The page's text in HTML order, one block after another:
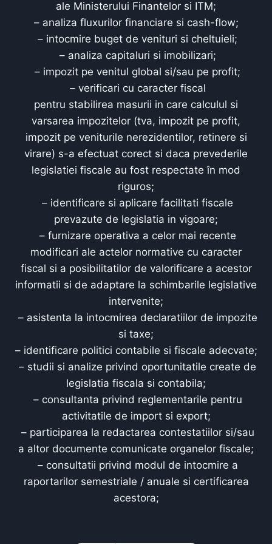
ale Ministerului Finantelor si ITM;
– analiza fluxurilor financiare si cash-flow;
– intocmire buget de venituri si cheltuieli;
– analiza capitaluri si imobilizari;
– impozit pe venitul global si/sau pe profit;
– verificari cu caracter fiscal
pentru stabilirea masurii in care calculul si
varsarea impozitelor (tva, impozit pe profit,
impozit pe veniturile nerezidentilor, retinere si
virare) s-a efectuat corect si daca prevederile
legislatiei fiscale au fost respectate în mod
riguros;
– identificare si aplicare facilitati fiscale
prevazute de legislatia in vigoare;
– furnizare operativa a celor mai recente
modificari ale actelor normative cu caracter
fiscal si a posibilitatilor de valorificare a acestor
informatii si de adaptare la schimbarile legislative
intervenite;
– asistenta la intocmirea declaratiilor de impozite
si taxe;
– identificare politici contabile si fiscale adecvate;
– studii si analize privind oportunitatile create de
legislatia fiscala si contabila;
– consultanta privind reglementarile pentru
activitatile de import si export;
– participarea la redactarea contestatiilor si/sau
a altor documente comunicate organelor fiscale;
– consultatii privind modul de intocmire a
raportarilor semestriale / anuale si certificarea
acestora;